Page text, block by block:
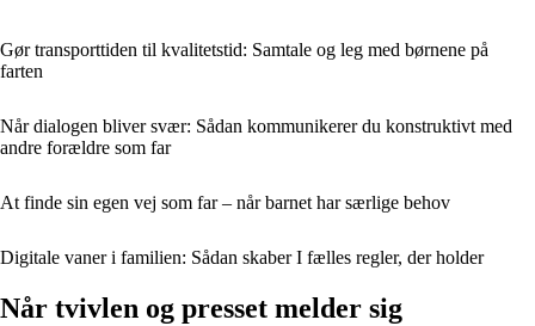
Gør transporttiden til kvalitetstid: Samtale og leg med børnene på
farten
Når dialogen bliver svær: Sådan kommunikerer du konstruktivt med
andre forældre som far
At finde sin egen vej som far – når barnet har særlige behov
Digitale vaner i familien: Sådan skaber I fælles regler, der holder
Når tvivlen og presset melder sig